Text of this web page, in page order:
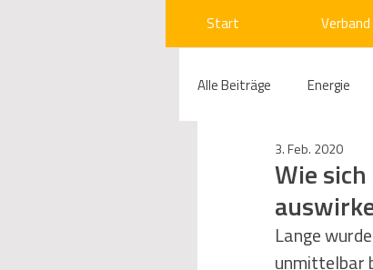
Start Verband
Alle Beiträge Energie
Compliance Gas
Beihilfenrecht
Wie
3. Feb. 2020
Lange
unmittelbar